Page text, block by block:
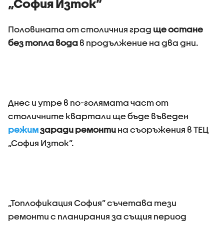
„София Изток”
Половината от столичния град ще остане
без топла вода в продължение на два дни.
Днес и утре в по-голямата част от
столичните квартали ще бъде въведен
режимзаради ремонти на съоръжения в ТЕЦ
„София Изток”.
„Топлофикация София” съчетава тези
ремонти с планирания за същия период